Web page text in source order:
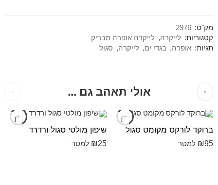
מק"ט: 2976
קטגוריות: לייקרה, לייקרה אופרה מבריק
תגיות: אופרה, בגדי ים, לייקרה, סגול
אולי תאהב גם ...
ברוקד לורקס מקומט סגול
₪95 למטר
שיפון מולטי סגול ורדרד
₪25 למטר